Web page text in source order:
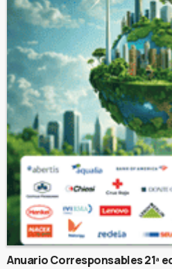
Anuario Corresponsables 21ª